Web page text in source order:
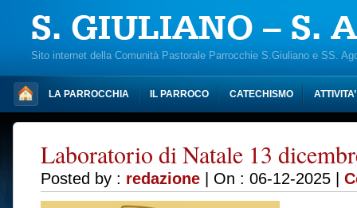
S. GIULIANO – S.
Sito internet della Comunità Pastorale Parrocchie S.Giuliano e SS.
LA PARROCCHIA IL PARROCO CATECHISMO
Laboratorio di Natale 13
Posted by : redazione | On : 06-12-2025 |